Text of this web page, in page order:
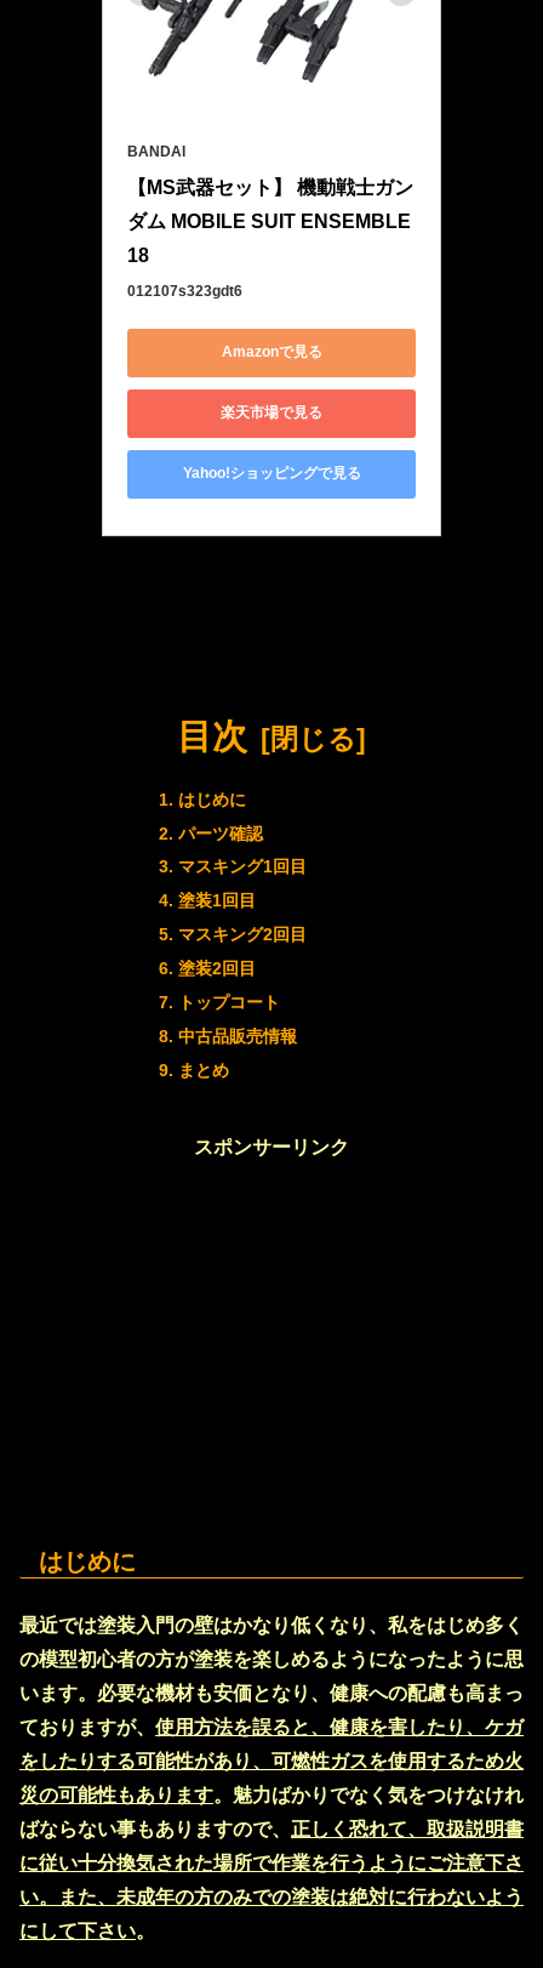
BANDAI
【MS武器セット】 機動戦士ガン
ダム MOBILE SUIT ENSEMBLE
18
012107s323gdt6
Amazonで見る
楽天市場で見る
Yahoo!ショッピングで見る
目次
はじめに
パーツ確認
マスキング1回目
塗装1回目
マスキング2回目
塗装2回目
トップコート
中古品販売情報
まとめ
スポンサーリンク
はじめに
最近では塗装入門の壁はかなり低くなり、私をはじめ多く
の模型初心者の方が塗装を楽しめるようになったように思
います。必要な機材も安価となり、健康への配慮も高まっ
ておりますが、 使用方法を誤ると、健康を害したり、ケガ
をしたりする可能性があり、可燃性ガスを使用するため火
災の可能性もあります。魅力ばかりでなく気をつけなけれ
ばならない事もありますので、 正しく恐れて、取扱説明書
に従い十分換気された場所で作業を行うようにご注意下さ
い。また、未成年の方のみでの塗装は絶対に行わないよう
にして下さい。